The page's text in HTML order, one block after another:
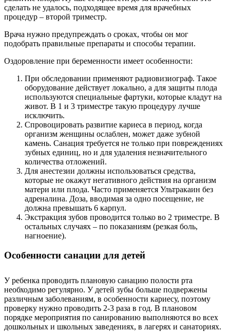
сделать не удалось, подходящее время для врачебных
процедур – второй триместр.
Врача нужно предупреждать о сроках, чтобы он мог
подобрать правильные препараты и способы терапии.
Оздоровление при беременности имеет особенности:
При обследовании применяют радиовизиограф. Такое
оборудование действует локально, а для защиты плода
используются специальные фартуки, которые кладут на
живот. В 1 и 3 триместре такую процедуру лучше
исключить.
Спровоцировать развитие кариеса в период, когда
организм женщины ослаблен, может даже зубной
камень. Санация требуется не только при повреждениях
зубных единиц, но и для удаления незначительного
количества отложений.
Для анестезии должны использоваться средства,
которые не окажут негативного действия на организм
матери или плода. Часто применяется Ультракаин без
адреналина. Доза, вводимая за одно посещение, не
должна превышать 6 карпул.
Экстракция зубов проводится только во 2 триместре. В
остальных случаях – по показаниям (резкая боль,
нагноение).
Особенности санации для детей
У ребенка проводить плановую санацию полости рта
необходимо регулярно. У детей зубы больше подвержены
различным заболеваниям, в особенности кариесу, поэтому
проверку нужно проводить 2-3 раза в год. В плановом
порядке мероприятия по санированию выполняются во всех
дошкольных и школьных заведениях, в лагерях и санаториях.